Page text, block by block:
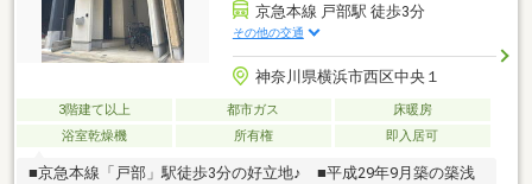
京急本線 戸部駅 徒歩3分
その他の交通
神奈川県横浜市西区中央１
3階建て以上 都市ガス
床暖房
浴室乾燥機
所有権 即入居可
■京急本線「戸部」駅徒歩3分の好立地♪ ■平成29年9月築の築浅